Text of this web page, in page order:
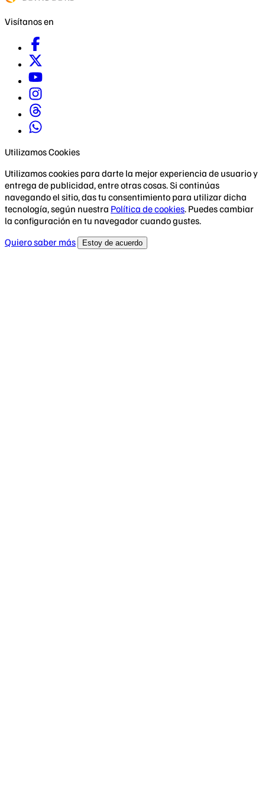
Visítanos en
Utilizamos Cookies
Utilizamos cookies para darte la mejor experiencia de usuario y
entrega de publicidad, entre otras cosas. Si continúas
navegando el sitio, das tu consentimiento para utilizar dicha
tecnología, según nuestra Política de cookies. Puedes cambiar
la configuración en tu navegador cuando gustes.
Quiero saber más
Estoy de acuerdo